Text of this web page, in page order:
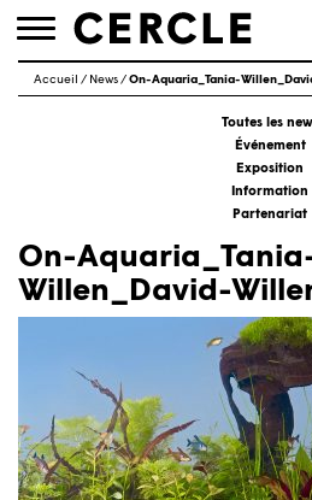
Toggle
Accueil / News/On-Aquaria_Tania-
Toutes les
Événement
Exposition
Information
Partenariat
On-
Willen_David-